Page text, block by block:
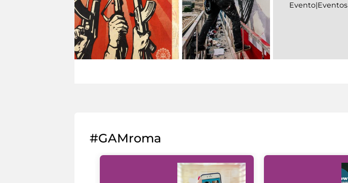
Evento|Eventos
#GAMroma